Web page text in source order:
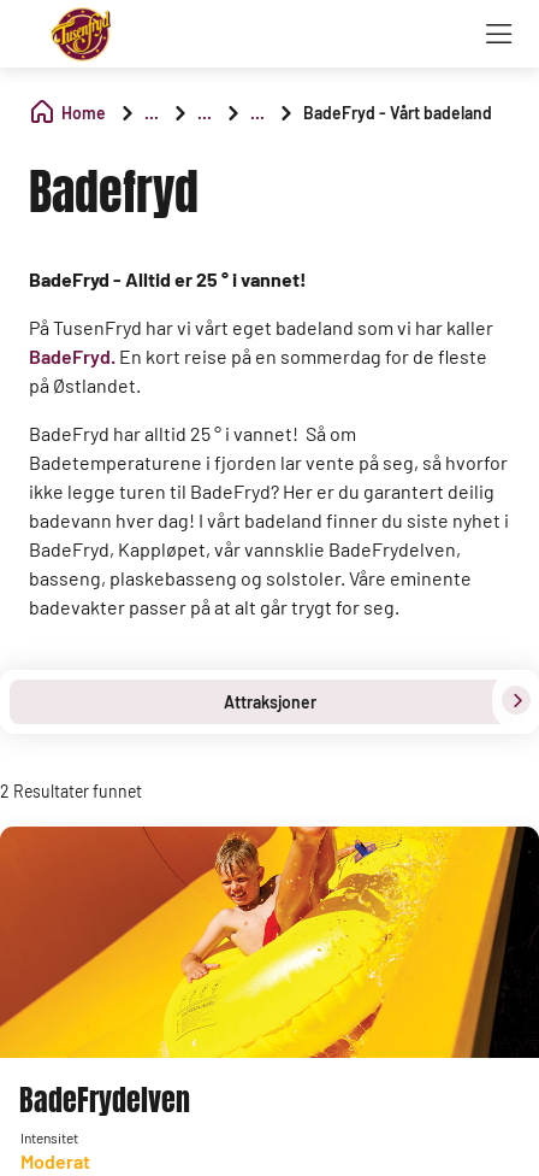
Home ... ... ... BadeFryd - Vårt badeland
Badefryd
BadeFryd - Alltid er 25 ° i vannet!
På TusenFryd har vi vårt eget badeland som vi har kaller
BadeFryd. En kort reise på en sommerdag for de fleste
på Østlandet.
BadeFryd har alltid 25 ° i vannet! Så om
Badetemperaturene i fjorden lar vente på seg, så hvorfor
ikke legge turen til BadeFryd? Her er du garantert deilig
badevann hver dag! I vårt badeland finner du siste nyhet i
BadeFryd, Kappløpet, vår vannsklie BadeFrydelven,
basseng, plaskebasseng og solstoler. Våre eminente
badevakter passer på at alt går trygt for seg.
Attraksjoner
2 Resultater funnet
BadeFrydelven
Intensitet
Moderat